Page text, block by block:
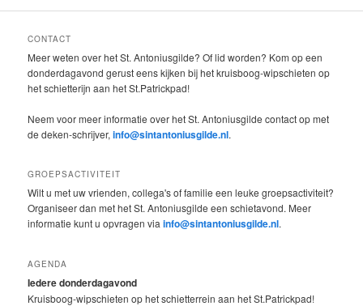
CONTACT
Meer weten over het St. Antoniusgilde? Of lid worden? Kom op een
donderdagavond gerust eens kijken bij het kruisboog-wipschieten op
het schietterijn aan het St.Patrickpad!
Neem voor meer informatie over het St. Antoniusgilde contact op met
de deken-schrijver,info@sintantoniusgilde.nl.
GROEPSACTIVITEIT
Wilt u met uw vrienden, collega's of familie een leuke groepsactiviteit?
Organiseer dan met het St. Antoniusgilde een schietavond. Meer
informatie kunt u opvragen viainfo@sintantoniusgilde.nl.
AGENDA
Iedere donderdagavond
Kruisboog-wipschieten op het schietterrein aan het St.Patrickpad!